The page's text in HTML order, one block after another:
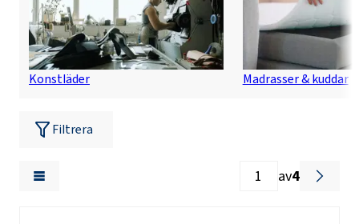
Konstläder Madrasser & kuddar
Filtrera
av4